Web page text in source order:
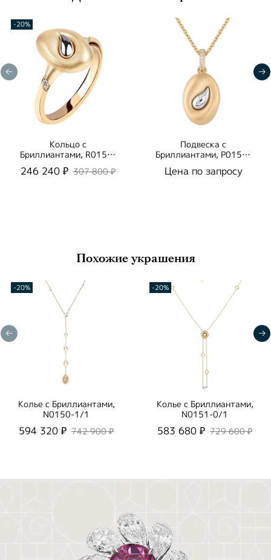
-20%
Кольцо с
Бриллиантами, R0150-
0/3
246 240 ₽ 307 800 ₽
Подвеска с
Бриллиантами, P0150-
Цена по запросу
Похожие украшения
-20%
Колье с Бриллиантами,
N0150-1/1
594 320 ₽ 742 900 ₽
-20%
Колье с Бриллиантами,
N0151-0/1
583 680 ₽ 729 600 ₽